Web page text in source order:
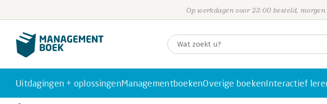
Op werkdagen voor 23:00 besteld,
Uitdagingen + oplossingenManagementboekenOverige boekenInteractief